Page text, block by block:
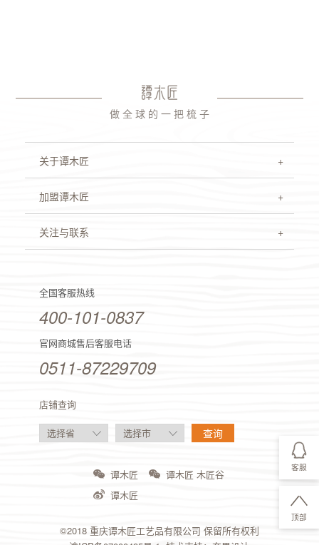
客服
顶部
做 全 球 的 一 把 梳 子
关于谭木匠
加盟谭木匠
关注与联系
全国客服热线
400-101-0837
官网商城售后客服电话
0511-87229709
店铺查询
谭木匠
谭木匠 木匠谷
谭木匠
©2018 重庆谭木匠工艺品有限公司 保留所有权利